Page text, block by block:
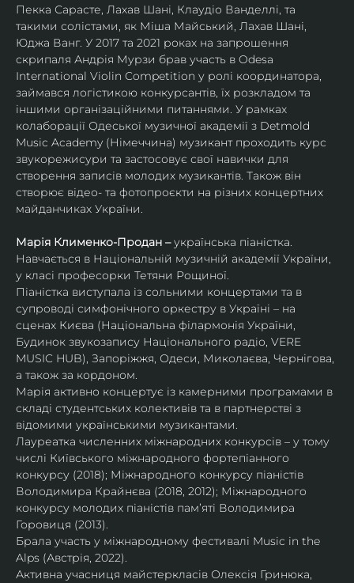
Пекка Сарасте, Лахав Шані, Клаудіо Ванделлі, та
такими солістами, як Міша Майський, Лахав Шані,
Юджа Ванг. У 2017 та 2021 роках на запрошення
скрипаля Андрія Мурзи брав участь в Odesa
International Violin Competition у ролі координатора,
займався логістикою конкурсантів, їх розкладом та
іншими організаційними питаннями. У рамках
колаборації Одеської музичної академії з Detmold
Music Academy (Німеччина) музикант проходить курс
звукорежисури та застосовує свої навички для
створення записів молодих музикантів. Також він
створює відео- та фотопроєкти на різних концертних
майданчиках України.
Марія Клименко-Продан – українська піаністка.
Навчається в Національній музичній академії України,
у класі професорки Тетяни Рощиної.
Піаністка виступала із сольними концертами та в
супроводі симфонічного оркестру в Україні – на
сценах Києва (Національна філармонія України,
Будинок звукозапису Національного радіо, VERE
MUSIC HUB), Запоріжжя, Одеси, Миколаєва, Чернігова,
а також за кордоном.
Марія активно концертує із камерними програмами в
складі студентських колективів та в партнерстві з
відомими українськими музикантами.
Лауреатка численних міжнародних конкурсів – у тому
числі Київського міжнародного фортепіанного
конкурсу (2018); Міжнародного конкурсу піаністів
Володимира Крайнєва (2018, 2012); Міжнародного
конкурсу молодих піаністів пам’яті Володимира
Горовиця (2013).
Брала участь у міжнародному фестивалі Music in the
Alps (Австрія, 2022).
Активна учасниця майстеркласів Олексія Гринюка,